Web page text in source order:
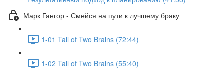
Марк Гангор - Смейся на пути к лучшему браку
1-01 Tail of Two Brains (72:44)
1-02 Tail of Two Brains (55:40)